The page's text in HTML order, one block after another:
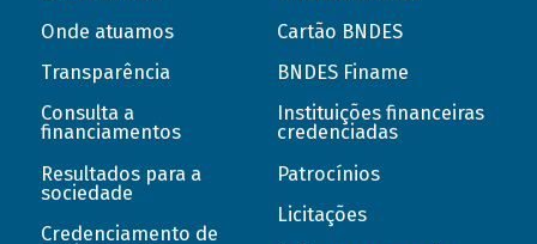
Onde atuamos
Transparência
Consulta a
financiamentos
Resultados para a
sociedade
Credenciamento de
Cartão BNDES
BNDES Finame
Instituições financeiras
credenciadas
Patrocínios
Licitações